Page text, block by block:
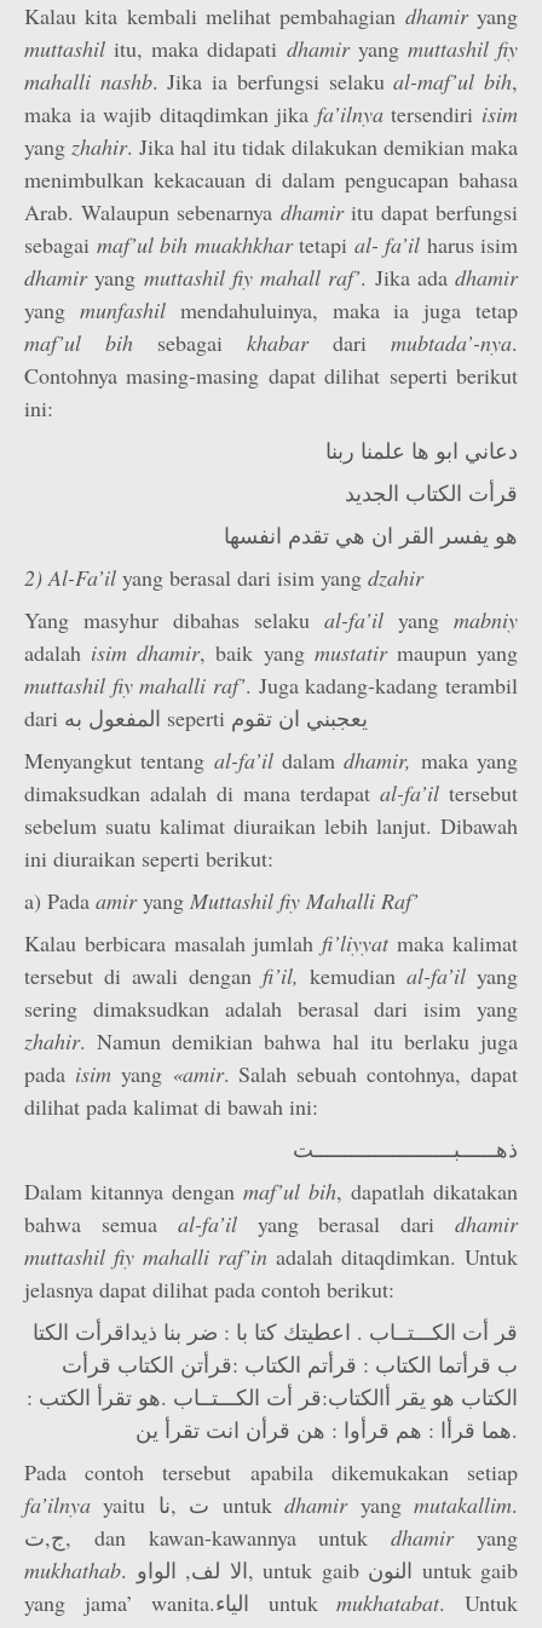
Kalau kita kembali melihat pembahagian dhamiryang
muttashil itu, maka didapati dhamiryang muttashil fiy
mahalli nashb. Jika ia berfungsi selakual-maf’ul bih,
maka ia wajib ditaqdimkan jika fa’ilnyatersendiri isim
yang zhahir. Jika hal itu tidak dilakukan demikian maka
menimbulkan kekacauan di dalam pengucapan bahasa
Arab. Walaupun sebenarnya dhamiritu dapat berfungsi
sebagai maf’ul bih muakhkhartetapi al- fa’il harus isim
dhamiryang muttashil fiy mahall raf’. Jika ada dhamir
yang munfashilmendahuluinya, maka ia juga tetap
maf’ul
bih sebagai khabardari mubtada’-nya.
Contohnya masing-masing dapat dilihat seperti berikut
ini:
دعاني ابو ها علمنا ربنا
قرأت الكتاب الجديد
هو يفسر القر ان هي تقدم انفسها
2) Al-Fa’il yang berasal dari isim yang dzahir
Yang masyhur dibahas selaku al-fa’il yang mabniy
adalah isim dhamir, baik yang mustatirmaupun yang
muttashil fiy mahalli raf’. Juga kadang-kadang terambil
dari المفعول به seperti يعجبني ان تقوم
Menyangkut tentang al-fa’ildalamdhamir, maka yang
dimaksudkan adalah di mana terdapat al-fa’il tersebut
sebelum suatu kalimat diuraikan lebih lanjut. Dibawah
ini diuraikan seperti berikut:
a) Pada amiryang Muttashil fiy Mahalli Raf’
Kalau berbicara masalah jumlah fi’liyyatmaka kalimat
tersebut di awali dengan fi’il, kemudian al-fa’il yang
sering dimaksudkan adalah berasal dari isim yang
zhahir. Namun demikian bahwa hal itu berlaku juga
pada isimyang «amir. Salah sebuah contohnya, dapat
dilihat pada kalimat di bawah ini:
ذهــــــبـــــــــــــــــــــــت
Dalam kitannya dengan maf’­ul bih, dapatlah dikatakan
bahwa semua al-fa’ilyang berasal daridhamir
muttashil fiy mahalli raf’in adalah ditaqdimkan. Untuk
jelasnya dapat dilihat pada contoh berikut:
قر أت الكـــتــاب . اعطيتك كتا با : ضر بنا ذيداقرأت الكتا
ب قرأتما الكتاب : قرأتم الكتاب :قرأتن الكتاب قرأت
الكتاب هو يقر أالكتاب:قر أت الكـــتــاب .هو تقرأ الكتب :
هما قرأا : هم قرأوا : هن قرأن انت تقرأ ين.
Pada contoh tersebut apabila dikemukakan setiap
fa’ilnya
yaitu ت ,نا untukdhamiryangmutakallim.
ج,ت, dan kawan-kawannya untukdhamiryang
mukhathab. الا لف, الواو, untuk gaib النون untuk gaib
yang jama’ wanita.الياء untukmukhatabat. Untuk